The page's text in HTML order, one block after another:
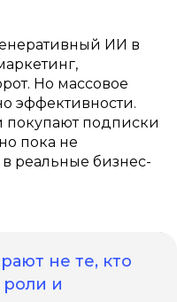
ИИ в
Но массовое
эффективности.
подписки
пока не
реальные бизнес-
не те, кто
и